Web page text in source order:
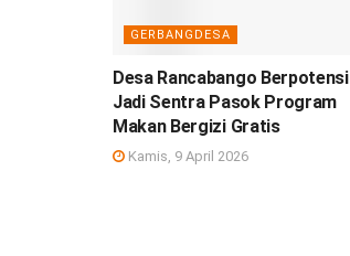
GERBANGDESA
Desa Rancabango Berpotensi
Jadi Sentra Pasok Program
Makan Bergizi Gratis
Kamis, 9 April 2026